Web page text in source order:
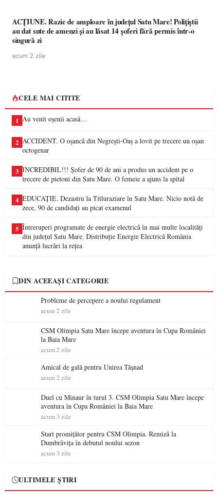
ACȚIUNE. Razie de amploare în județul Satu Mare! Polițiștii
au dat sute de amenzi și au lăsat 14 șoferi fără permis într-o
singură zi
acum 2 zile
CELE MAI CITITE
1 Au venit oșenii acasă…
2 ACCIDENT. O oșancă din Negrești-Oaș a lovit pe trecere un oșan
octogenar
3 INCREDIBIL!!! Șofer de 90 de ani a produs un accident pe o
trecere de pietoni din Satu Mare. O femeie a ajuns la spital
4 EDUCAȚIE. Dezastru la Titluraziare în Satu Mare. Nicio notă de
zece, 90 de candidați au picat examenul
5 Întreruperi programate de energie electrică în mai multe localități
din județul Satu Mare. Distribuție Energie Electrică România
anunță lucrări la rețea
DIN ACEEAȘI CATEGORIE
Probleme de percepere a noului regulament
acum 2 zile
CSM Olimpia Satu Mare începe aventura în Cupa României
la Baia Mare
acum 2 zile
Amical de gală pentru Unirea Tășnad
acum 2 zile
Duel cu Minaur în turul 3. CSM Olimpia Satu Mare începe
aventura în Cupa României la Baia Mare
acum 3 zile
Start promițător pentru CSM Olimpia. Remiză la
Dumbrăvița în debutul noului sezon
acum 3 zile
ULTIMELE ȘTIRI